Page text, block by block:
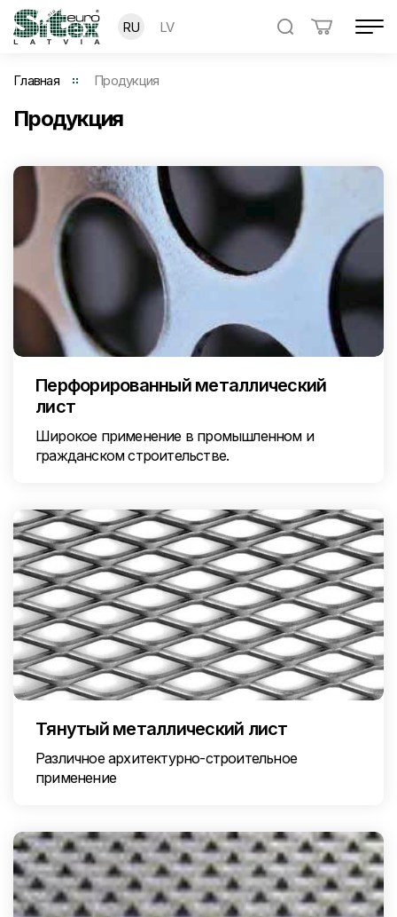
RU LV
Главная Продукция
Продукция
Перфорированный металлический
лист
Широкое применение в промышленном и
гражданском строительстве.
Тянутый металлический лист
Различное архитектурно-строительное
применение